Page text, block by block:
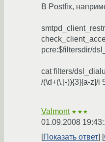
В Postfix,
pcre:$filtersdir/
cat filters/
/(\d+(\.|-)){3}[a-z]/i
Valmont ★★★
01.09.2008
Показать ответ